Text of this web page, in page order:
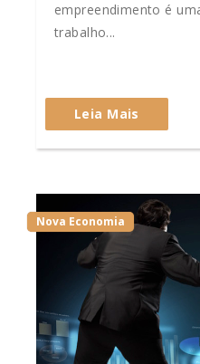
empreendimento é
trabalho...
Leia Mais
Nova Economia